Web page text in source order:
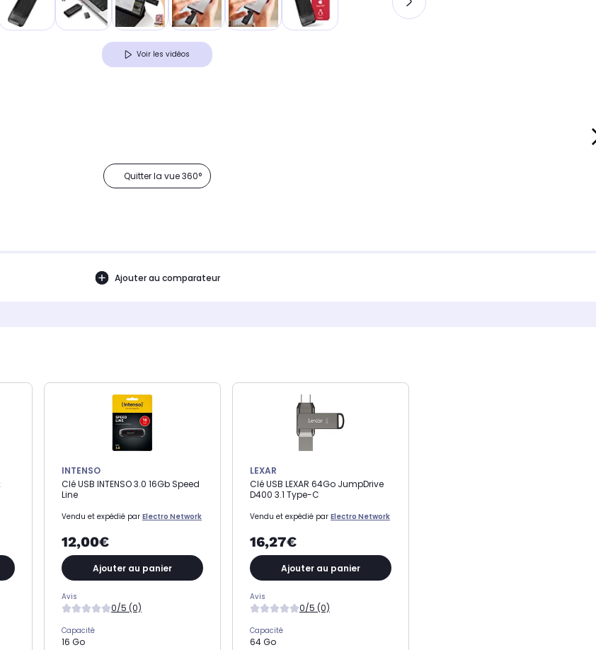
Voir les vidéos
Quitter la vue 360°
Ajouter au comparateur
INTENSO
Clé USB INTENSO 3.0 16Gb Speed
Line
Vendu et expédié par Electro Network
12,00€
Ajouter au panier
Avis
0/5 (0)
Capacité
16 Go
LEXAR
Clé USB LEXAR 64Go JumpDrive
D400 3.1 Type-C
Vendu et expédié par Electro Network
16,27€
Ajouter au panier
Avis
0/5 (0)
Capacité
64 Go